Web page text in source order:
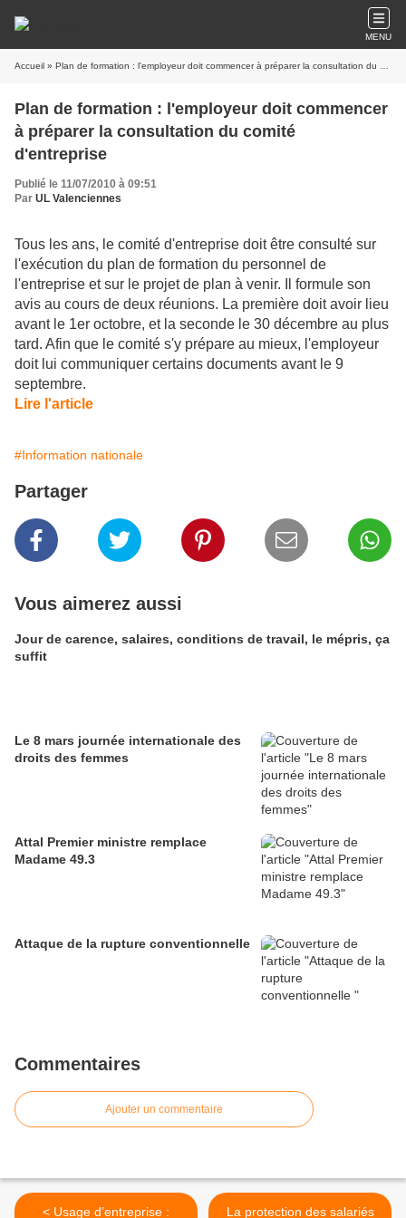
MENU
Accueil » Plan de formation : l'employeur doit commencer à préparer la consultation du comité d'entreprise
Plan de formation : l'employeur doit commencer
à préparer la consultation du comité
d'entreprise
Publié le 11/07/2010 à 09:51
Par UL Valenciennes
Tous les ans, le comité d'entreprise doit être consulté sur
l'exécution du plan de formation du personnel de
l'entreprise et sur le projet de plan à venir. Il formule son
avis au cours de deux réunions. La première doit avoir lieu
avant le 1er octobre, et la seconde le 30 décembre au plus
tard. Afin que le comité s'y prépare au mieux, l'employeur
doit lui communiquer certains documents avant le 9
septembre.
Lire l'article
#Information nationale
Partager
Vous aimerez aussi
Jour de carence, salaires, conditions de travail, le mépris, ça
suffit
Le 8 mars journée internationale des
droits des femmes
Attal Premier ministre remplace
Madame 49.3
Attaque de la rupture conventionnelle
Commentaires
Ajouter un commentaire
< Usage d’entreprise : La protection des salariés